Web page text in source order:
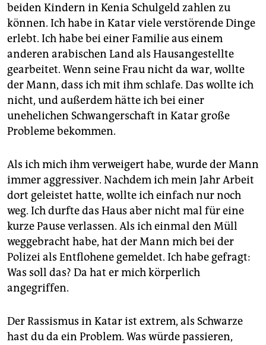
beiden Kindern in Kenia Schulgeld zahlen zu
können. Ich habe in Katar viele verstörende Dinge
erlebt. Ich habe bei einer Familie aus einem
anderen arabischen Land als Hausangestellte
gearbeitet. Wenn seine Frau nicht da war, wollte
der Mann, dass ich mit ihm schlafe. Das wollte ich
nicht, und außerdem hätte ich bei einer
unehelichen Schwangerschaft in Katar große
Probleme bekommen.
Als ich mich ihm verweigert habe, wurde der Mann
immer aggressiver. Nachdem ich mein Jahr Arbeit
dort geleistet hatte, wollte ich einfach nur noch
weg. Ich durfte das Haus aber nicht mal für eine
kurze Pause verlassen. Als ich einmal den Müll
weggebracht habe, hat der Mann mich bei der
Polizei als Entflohene gemeldet. Ich habe gefragt:
Was soll das? Da hat er mich körperlich
angegriffen.
Der Rassismus in Katar ist extrem, als Schwarze
hast du da ein Problem. Was würde passieren,